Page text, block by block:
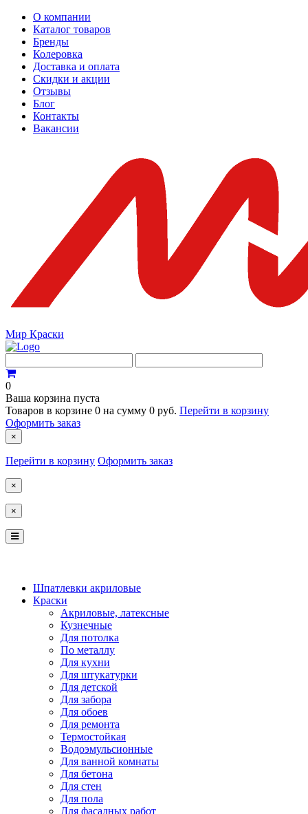
О компании
Каталог товаров
Бренды
Колеровка
Доставка и оплата
Скидки и акции
Отзывы
Блог
Контакты
Вакансии
Мир Краски
0
Ваша корзина пуста
Товаров в корзине 0 на сумму 0 руб. Перейти в корзину
Оформить заказ
×
Перейти в корзину Оформить заказ
×
×
Шпатлевки акриловые
Краски
Акриловые, латексные
Кузнечные
Для потолка
По металлу
Для кухни
Для штукатурки
Для детской
Для забора
Для обоев
Для ремонта
Термостойкая
Водоэмульсионные
Для ванной комнаты
Для бетона
Для стен
Для пола
Для фасадных работ